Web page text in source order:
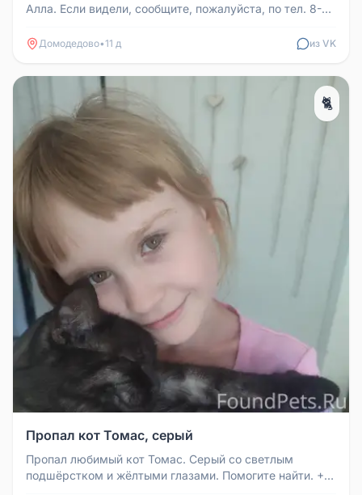
Алла. Если видели, сообщите, пожалуйста, по тел. 8-
Домодедово•11 д из VK
🐈
Пропал кот Томас, серый
Пропал любимый кот Томас. Серый со светлым
подшёрстком и жёлтыми глазами. Помогите найти. +8